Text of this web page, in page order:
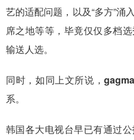
艺的适配问题，以及“多方”涌
席之地等等，毕竟仅仅多档
输送人选。
同时，如同上文所说，
系。
韩国各大电视台早已有通过